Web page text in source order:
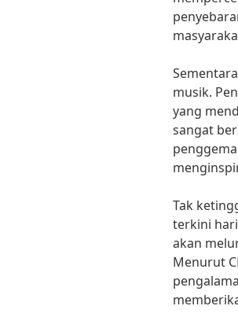
musik.
yang
sangat
Tak
terkini
akan
Menurut